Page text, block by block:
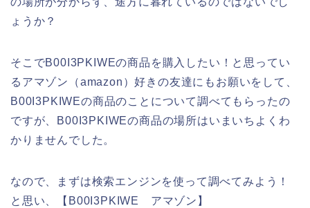
ょうか？
そこでB00I3PKIWEの商品を購入したい！と思ってい
るアマゾン（amazon）好きの友達にもお願いをして、
B00I3PKIWEの商品のことについて調べてもらったの
ですが、B00I3PKIWEの商品の場所はいまいちよくわ
かりませんでした。
なので、まずは検索エンジンを使って調べてみよう！
と思い、【B00I3PKIWE アマゾン】